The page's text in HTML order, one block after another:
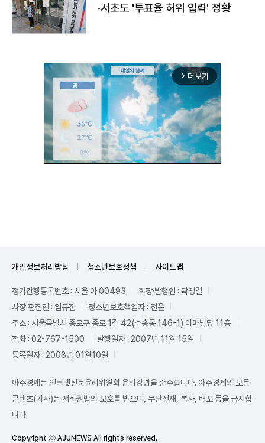
·서초도 '투표율 허위 입력' 정황
arrow_forward_ios 더보기
개인정보처리방침 청소년보호정책 사이트맵
정기간행등록번호 : 서울 아 00493
회장·발행인 : 곽영길
사장·편집인 : 임규진
청소년보호책임자 : 전운
주소 : 서울특별시 종로구 종로 1길 42(수송동 146-1) 이마빌딩 11층
전화 : 02-767-1500
발행일자 : 2007년 11월 15일
등록일자 : 2008년 01월10일
아주경제는 인터넷신문윤리위원회 윤리강령을 준수합니다. 아주경제의 모든
콘텐츠(기사)는 저작권법의 보호를 받으며, 무단전재, 복사, 배포 등을 금지합
니다.
Copyright ⓒ AJUNEWS All rights reserved.